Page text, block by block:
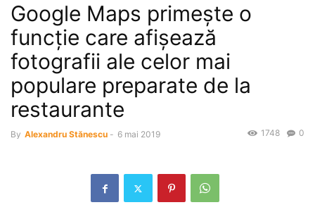
Google Maps primeşte o
funcţie care afişează
fotografii ale celor mai
populare preparate de la
restaurante
By Alexandru Stănescu - 6 mai 2019 0
1748